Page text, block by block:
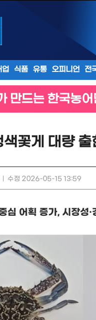
식품 유통 오피니언 전
만드는 한국농
꽃게 대량
수정 2026-05-15 13:59
심 어획 증가, 시장성·